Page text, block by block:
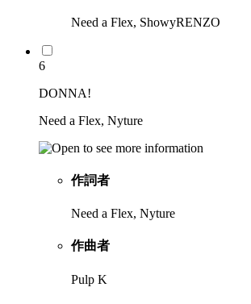
Need a Flex, ShowyRENZO
6
DONNA!
Need a Flex, Nyture
作詞者
Need a Flex, Nyture
作曲者
Pulp K